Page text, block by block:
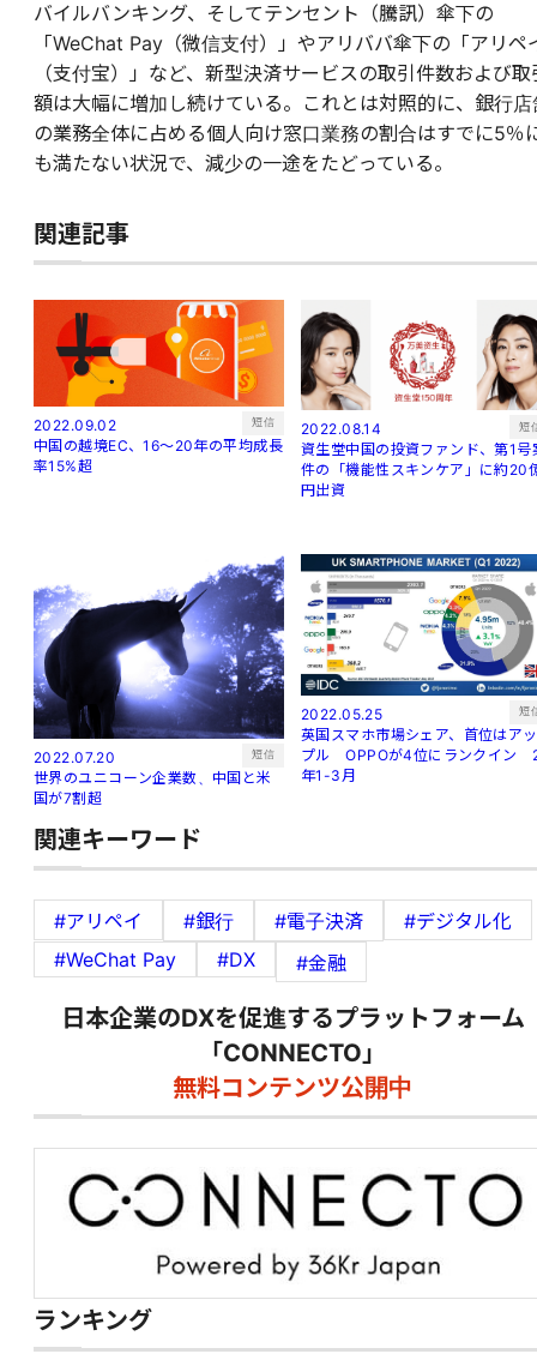
バイルバンキング、そしてテンセント（騰訊）傘下の
「WeChat Pay（微信支付）」やアリババ傘下の「アリペ
（支付宝）」など、新型決済サービスの取引件数および取
額は大幅に増加し続けている。これとは対照的に、銀行店
の業務全体に占める個人向け窓口業務の割合はすでに5％
も満たない状況で、減少の一途をたどっている。
関連記事
2022.09.02 短信
中国の越境EC、16～20年の平均成長
率15%超
2022.08.14 短
資生堂中国の投資ファンド、第1号
件の「機能性スキンケア」に約20
円出資
2022.07.20 短信
世界のユニコーン企業数、中国と米
国が7割超
2022.05.25 短
英国スマホ市場シェア、首位はアッ
プル OPPOが4位にランクイン
年1-3月
関連キーワード
#アリペイ #銀行 #電子決済
#デジタル化
#WeChat Pay
#DX #金融
日本企業のDXを促進するプラットフォーム
「CONNECTO」
無料コンテンツ公開中
ランキング